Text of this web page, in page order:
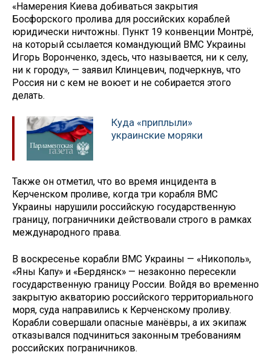
«Намерения Киева добиваться закрытия
Босфорского пролива для российских кораблей
юридически ничтожны. Пункт 19 конвенции Монтрё,
на который ссылается командующий ВМС Украины
Игорь Воронченко, здесь, что называется, ни к селу,
ни к городу», — заявил Клинцевич, подчеркнув, что
Россия ни с кем не воюет и не собирается этого
делать.
Куда «приплыли»
украинские моряки
Также он отметил, что во время инцидента в
Керченском проливе, когда три корабля ВМС
Украины нарушили российскую государственную
границу, пограничники действовали строго в рамках
международного права.
В воскресенье корабли ВМС Украины — «Никополь»,
«Яны Капу» и «Бердянск» — незаконно пересекли
государственную границу России. Войдя во временно
закрытую акваторию российского территориального
моря, суда направились к Керченскому проливу.
Корабли совершали опасные манёвры, а их экипаж
отказывался подчиниться законным требованиям
российских пограничников.